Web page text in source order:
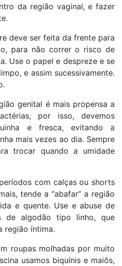
da região vaginal, e fazer
deve ser feita da frente para
para não correr o risco de
Use o papel e despreze e se
e assim sucessivamente.
genital é mais propensa a
por isso, devemos
e fresca, evitando a
mais vezes ao dia. Sempre
trocar quando a umidade
com calças ou shorts
tende a “abafar” a região
e quente. Use e abuse de
de algodão tipo linho, que
região íntima.
roupas molhadas por muito
usamos biquínis e maiôs,